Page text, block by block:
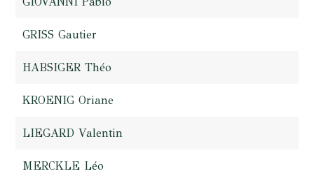
GRISS Gautier
HABSIGER Théo
KROENIG Oriane
LIEGARD Valentin
MERCKLE Léo